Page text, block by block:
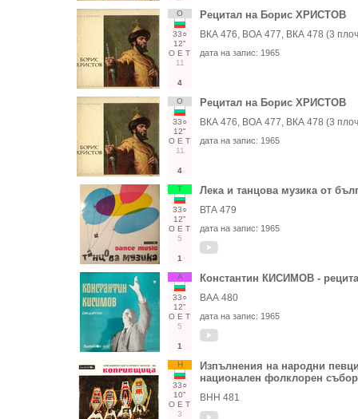
О
33○
12"
О Е Т
11
4
Рецитал на Борис ХРИСТОВ
ВКА 476, ВОА 477, ВКА 478 (3
дата на запис: 1965
О
33○
12"
О Е Т
11
4
Рецитал на Борис ХРИСТОВ
ВКА 476, ВОА 477, ВКА 478 (3
дата на запис: 1965
Т
33○
12"
О Е Т
5
1
Лека и танцова музика от
ВТА 479
дата на запис: 1965
А
33○
12"
О Е Т
5
1
Константин КИСИМОВ -
ВАА 480
дата на запис: 1965
Н
33○
10"
О Е Т
3
Изпълнения на народни
национален фолклорен
ВНН 481